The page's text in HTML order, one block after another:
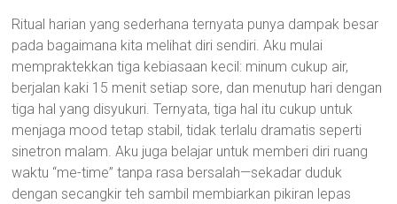
Ritual harian yang sederhana ternyata punya dampak besar
pada bagaimana kita melihat diri sendiri. Aku mulai
mempraktekkan tiga kebiasaan kecil: minum cukup air,
berjalan kaki 15 menit setiap sore, dan menutup hari dengan
tiga hal yang disyukuri. Ternyata, tiga hal itu cukup untuk
menjaga mood tetap stabil, tidak terlalu dramatis seperti
sinetron malam. Aku juga belajar untuk memberi diri ruang
waktu “me-time” tanpa rasa bersalah—sekadar duduk
dengan secangkir teh sambil membiarkan pikiran lepas